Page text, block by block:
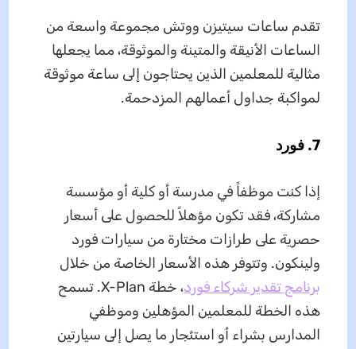
تقدم ساعات سيتيزن ووتش مجموعة واسعة من
الساعات الأنيقة والمتينة والموثوقة، مما يجعلها
مثالية للمعلمين الذين يحتاجون إلى ساعة موثوقة
لمواكبة جداول أعمالهم المزدحمة.
7. فورد
إذا كنت موظفاً في مدرسة أو كلية أو مؤسسة
مشاركة، فقد تكون مؤهلاً للحصول على أسعار
حصرية على طرازات مختارة من سيارات فورد
ولينكون. وتتوفر هذه الأسعار الخاصة من خلال
برنامج تقدير شركاء فورد
، خطة X-Plan. تسمح
هذه الخطة للمعلمين المؤهلين وموظفي
المدارس بشراء أو استئجار ما يصل إلى سيارتين